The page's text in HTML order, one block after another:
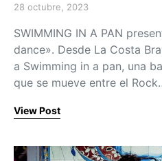
Posted on
28 octubre, 2023
SWIMMING IN A PAN
dance». Desde La Costa
a Swimming in a pan, una
que se mueve entre el
View Post